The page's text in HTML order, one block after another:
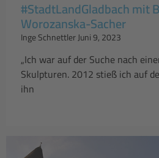
#StadtLandGladbach mit
Worozanska-Sacher
Inge SchnettlerJuni 9, 2023
„Ich war auf der Suche nach
Skulpturen. 2012 stieß ich auf
ihn